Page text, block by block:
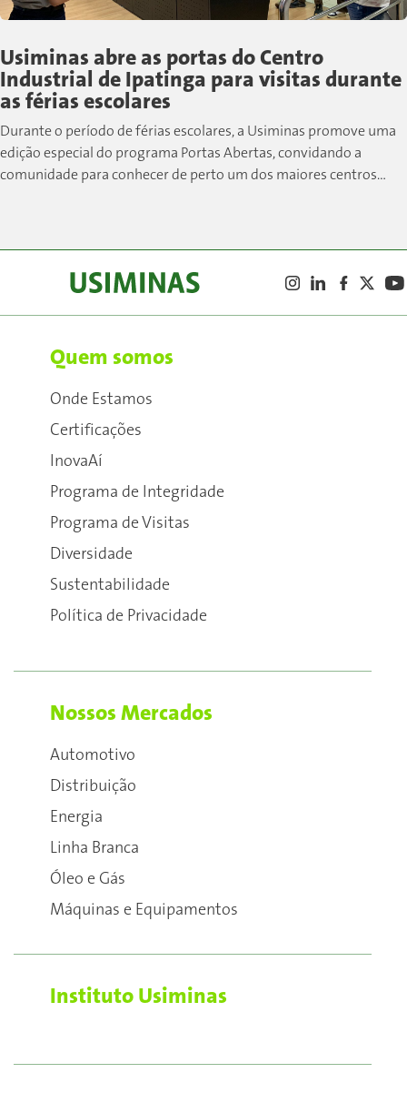
Usiminas abre as portas do Centro
Industrial de Ipatinga para visitas durante
as férias escolares
Durante o período de férias escolares, a Usiminas promove uma
edição especial do programa Portas Abertas, convidando a
comunidade para conhecer de perto um dos maiores centros
Quem somos
Onde Estamos
Certificações
InovaAí
Programa de Integridade
Programa de Visitas
Diversidade
Sustentabilidade
Política de Privacidade
Nossos Mercados
Automotivo
Distribuição
Energia
Linha Branca
Óleo e Gás
Máquinas e Equipamentos
Instituto Usiminas